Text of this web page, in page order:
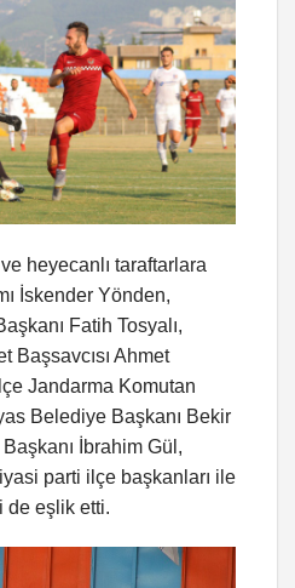
heyecanlı taraftarlara
İskender Yönden,
Fatih Tosyalı,
Başsavcısı Ahmet
Jandarma Komutan
Belediye Başkanı Bekir
İbrahim Gül,
parti ilçe başkanları ile
de eşlik etti.